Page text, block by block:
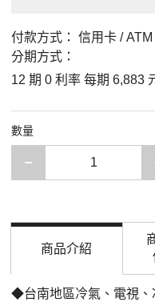
付款方式：
信用卡 / ATM
分期方式：
12 期 0 利率 每期 6,883
數量
減少一項
商品介紹
◆台南地區冷氣、電視、